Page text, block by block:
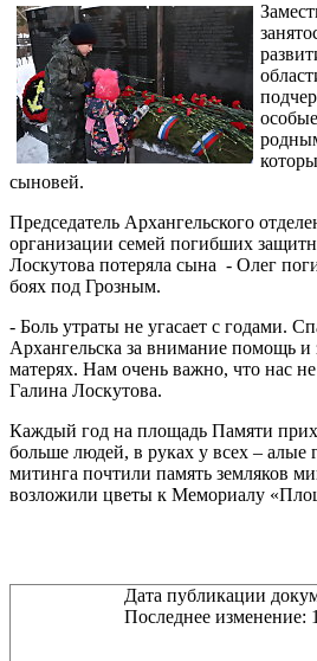
сыновей.
Председатель Архангельского
организации семей погибших
Лоскутова потеряла сына - Олег
боях под Грозным.
- Боль утраты не угасает с годами.
Архангельска за внимание помощь и
матерях. Нам очень важно, что нас
Галина Лоскутова.
Каждый год на площадь Памяти
больше людей, в руках у всех – алые
митинга почтили память земляков
возложили цветы к Мемориалу
Дата публикации
Последнее изменение: